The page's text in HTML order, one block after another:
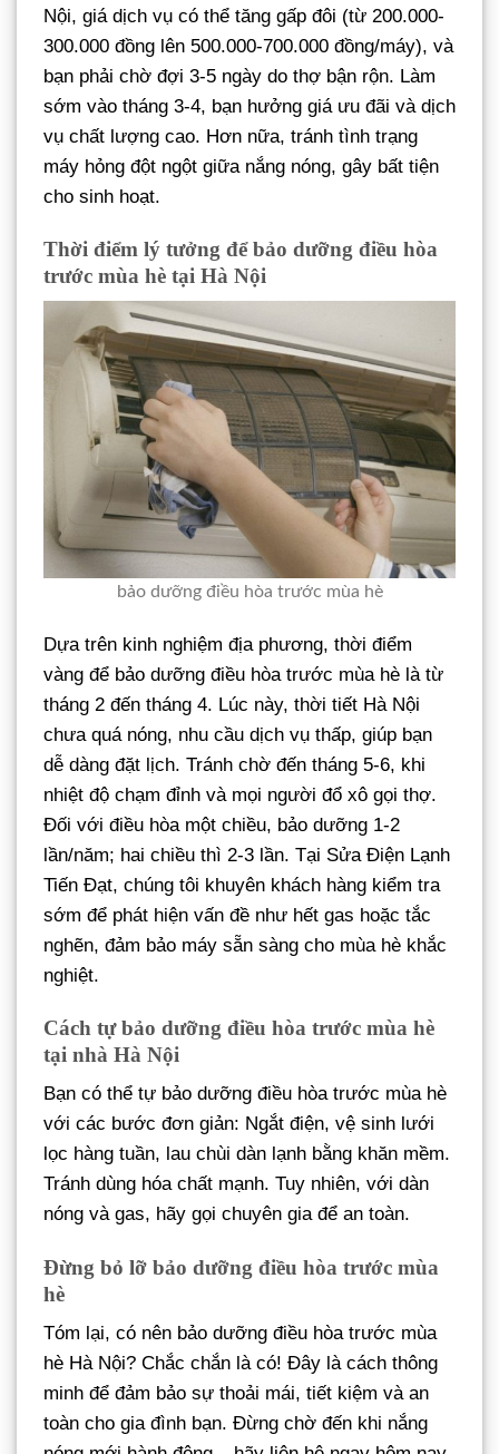
Nội, giá dịch vụ có thể tăng gấp đôi (từ 200.000-
300.000 đồng lên 500.000-700.000 đồng/máy), và
bạn phải chờ đợi 3-5 ngày do thợ bận rộn. Làm
sớm vào tháng 3-4, bạn hưởng giá ưu đãi và dịch
vụ chất lượng cao. Hơn nữa, tránh tình trạng
máy hỏng đột ngột giữa nắng nóng, gây bất tiện
cho sinh hoạt.
Thời điểm lý tưởng để bảo dưỡng điều hòa
trước mùa hè tại Hà Nội
bảo dưỡng điều hòa trước mùa hè
Dựa trên kinh nghiệm địa phương, thời điểm
vàng để bảo dưỡng điều hòa trước mùa hè là từ
tháng 2 đến tháng 4. Lúc này, thời tiết Hà Nội
chưa quá nóng, nhu cầu dịch vụ thấp, giúp bạn
dễ dàng đặt lịch. Tránh chờ đến tháng 5-6, khi
nhiệt độ chạm đỉnh và mọi người đổ xô gọi thợ.
Đối với điều hòa một chiều, bảo dưỡng 1-2
lần/năm; hai chiều thì 2-3 lần. Tại Sửa Điện Lạnh
Tiến Đạt, chúng tôi khuyên khách hàng kiểm tra
sớm để phát hiện vấn đề như hết gas hoặc tắc
nghẽn, đảm bảo máy sẵn sàng cho mùa hè khắc
nghiệt.
Cách tự bảo dưỡng điều hòa trước mùa hè
tại nhà Hà Nội
Bạn có thể tự bảo dưỡng điều hòa trước mùa hè
với các bước đơn giản: Ngắt điện, vệ sinh lưới
lọc hàng tuần, lau chùi dàn lạnh bằng khăn mềm.
Tránh dùng hóa chất mạnh. Tuy nhiên, với dàn
nóng và gas, hãy gọi chuyên gia để an toàn.
Đừng bỏ lỡ bảo dưỡng điều hòa trước mùa
hè
Tóm lại, có nên bảo dưỡng điều hòa trước mùa
hè Hà Nội? Chắc chắn là có! Đây là cách thông
minh để đảm bảo sự thoải mái, tiết kiệm và an
toàn cho gia đình bạn. Đừng chờ đến khi nắng